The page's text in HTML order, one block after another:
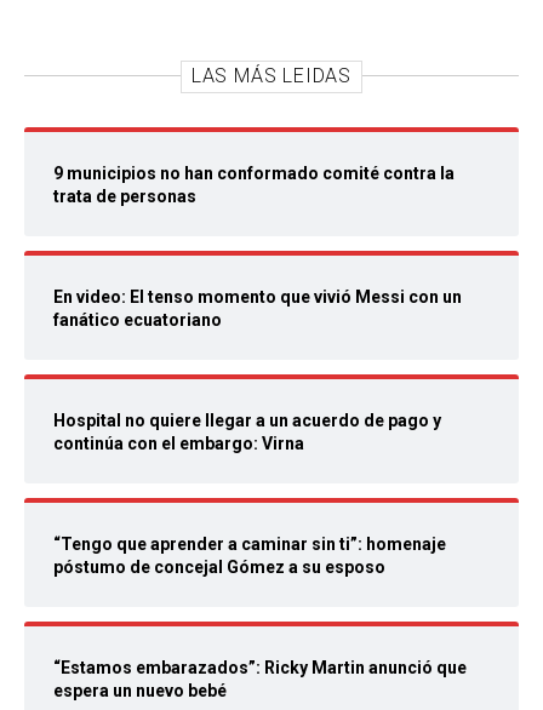
LAS MÁS LEIDAS
9 municipios no han conformado comité contra la
trata de personas
En video: El tenso momento que vivió Messi con un
fanático ecuatoriano
Hospital no quiere llegar a un acuerdo de pago y
continúa con el embargo: Virna
“Tengo que aprender a caminar sin ti”: homenaje
póstumo de concejal Gómez a su esposo
“Estamos embarazados”: Ricky Martin anunció que
espera un nuevo bebé